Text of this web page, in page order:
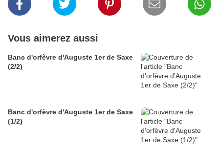
Vous aimerez aussi
Banc d'orfèvre d'Auguste 1er de Saxe
(2/2)
Banc d'orfèvre d'Auguste 1er de Saxe
(1/2)